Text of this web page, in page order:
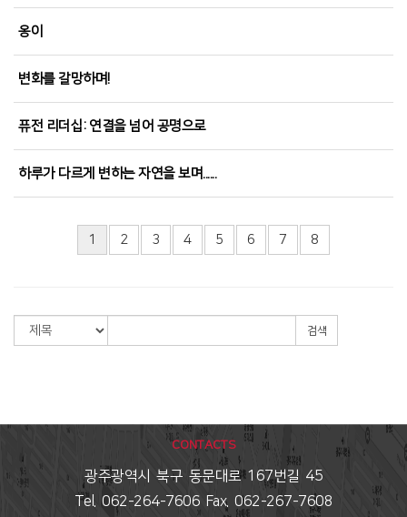
옹이
변화를 갈망하며!
퓨전 리더십: 연결을 넘어 공명으로
하루가 다르게 변하는 자연을 보며......
1 2 3 4 5 6 7 8
검색
CONTACTS
광주광역시 북구 동문대로 167번길 45
Tel. 062-264-7606 Fax. 062-267-7608